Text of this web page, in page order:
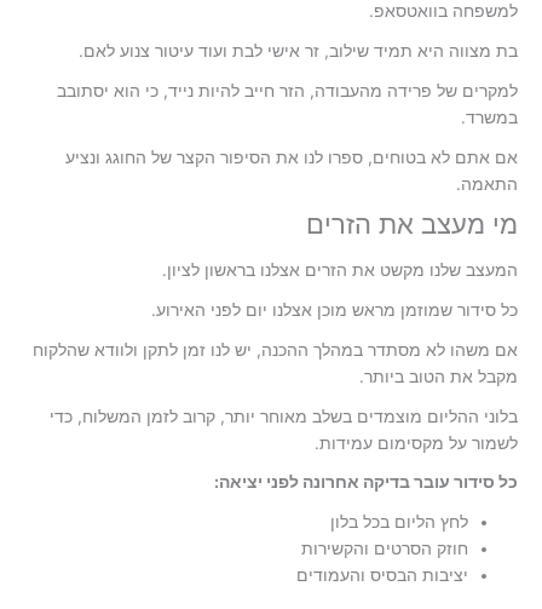
למשפחה בוואטסאפ.
בת מצווה היא תמיד שילוב, זר אישי לבת ועוד עיטור צנוע לאם.
למקרים של פרידה מהעבודה, הזר חייב להיות נייד, כי הוא יסתובב
במשרד.
אם אתם לא בטוחים, ספרו לנו את הסיפור הקצר של החוגג ונציע
התאמה.
מי מעצב את הזרים
המעצב שלנו מקשט את הזרים אצלנו בראשון לציון.
כל סידור שמוזמן מראש מוכן אצלנו יום לפני האירוע.
אם משהו לא מסתדר במהלך ההכנה, יש לנו זמן לתקן ולוודא שהלקוח
מקבל את הטוב ביותר.
בלוני ההליום מוצמדים בשלב מאוחר יותר, קרוב לזמן המשלוח, כדי
לשמור על מקסימום עמידות.
כל סידור עובר בדיקה אחרונה לפני יציאה:
לחץ הליום בכל בלון
חוזק הסרטים והקשירות
יציבות הבסיס והעמודים